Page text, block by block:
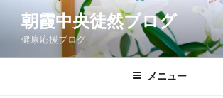
ン
朝霞中央徒然ブログ
健康応援ブログ
メニュー